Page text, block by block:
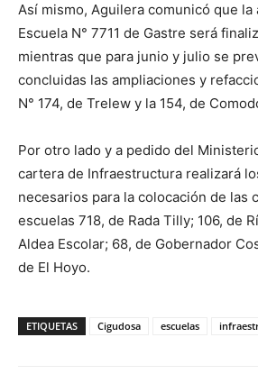
Así mismo, Aguilera comunicó que la
Escuela N° 7711 de Gastre será
mientras que para junio y julio se
concluidas las ampliaciones y
N° 174, de Trelew y la 154, de
Por otro lado y a pedido del
cartera de Infraestructura realizará
necesarios para la colocación de las
escuelas 718, de Rada Tilly; 106, de
Aldea Escolar; 68, de Gobernador
de El Hoyo.
ETIQUETAS Cigudosa escuelas